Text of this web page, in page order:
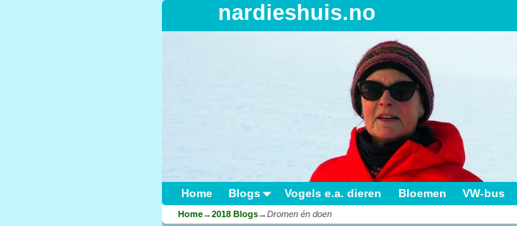
nardieshuis.no
Home Blogs Vogels e.a. dieren Bloemen VW-bus
Home→2018 Blogs→Dromen én doen